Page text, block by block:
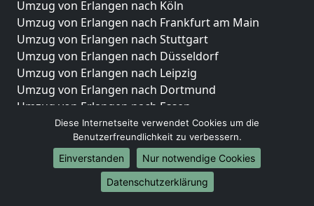
Umzug von Erlangen nach Köln
Umzug von Erlangen nach Frankfurt am Main
Umzug von Erlangen nach Stuttgart
Umzug von Erlangen nach Düsseldorf
Umzug von Erlangen nach Leipzig
Umzug von Erlangen nach Dortmund
Umzug von Erlangen nach Essen
Umzug von Erlangen nach Bremen
Umzug von Erlangen nach Dresden
Umzug von Erlangen nach Hannover
Umzug von Erlangen nach Nürnberg
Umzug von Erlangen nach Duisburg
Diese Internetseite verwendet Cookies um die
Benutzerfreundlichkeit zu verbessern.
Einverstanden
Nur notwendige Cookies
Datenschutzerklärung